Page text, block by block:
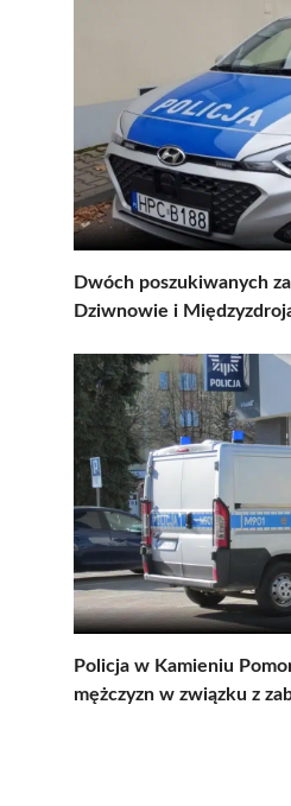
Dwóch poszukiwanych
Dziwnowie i
Policja w Kamieniu
mężczyzn w związku z